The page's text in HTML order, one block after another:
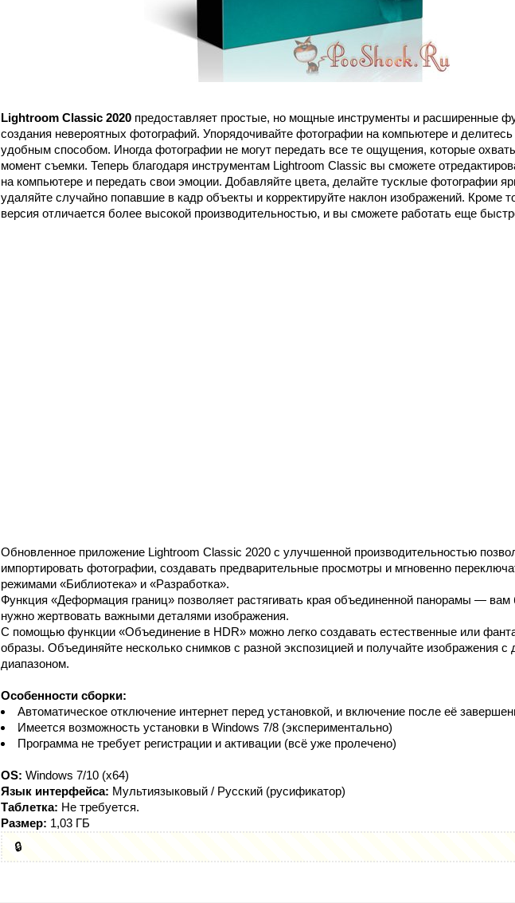
Lightroom Classic 2020 предоставляет простые, но мощные инструменты и расширенные
создания невероятных фотографий. Упорядочивайте фотографии на компьютере и
удобным способом. Иногда фотографии не могут передать все те ощущения, которые
момент съемки. Теперь благодаря инструментам Lightroom Classic вы сможете
на компьютере и передать свои эмоции. Добавляйте цвета, делайте тусклые фотографии
удаляйте случайно попавшие в кадр объекты и корректируйте наклон изображений. Кроме
версия отличается более высокой производительностью, и вы сможете работать еще
Обновленное приложение Lightroom Classic 2020 с улучшенной производительностью
импортировать фотографии, создавать предварительные просмотры и мгновенно
режимами «Библиотека» и «Разработка».
Функция «Деформация границ» позволяет растягивать края объединенной панорамы —
нужно жертвовать важными деталями изображения.
С помощью функции «Объединение в HDR» можно легко создавать естественные или
образы. Объединяйте несколько снимков с разной экспозицией и получайте изображения с
диапазоном.
Особенности сборки:
Автоматическое отключение интернет перед установкой, и включение после её
Имеется возможность установки в Windows 7/8 (экспериментально)
Программа не требует регистрации и активации (всё уже пролечено)
OS: Windows 7/10 (x64)
Язык интерфейса: Мультиязыковый / Русский (русификатор)
Таблетка: Не требуется.
Размер: 1,03 ГБ
🔒